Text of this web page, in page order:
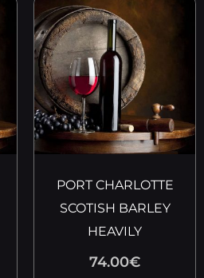
PORT CHARLOTTE
SCOTISH BARLEY
HEAVILY
74.00€